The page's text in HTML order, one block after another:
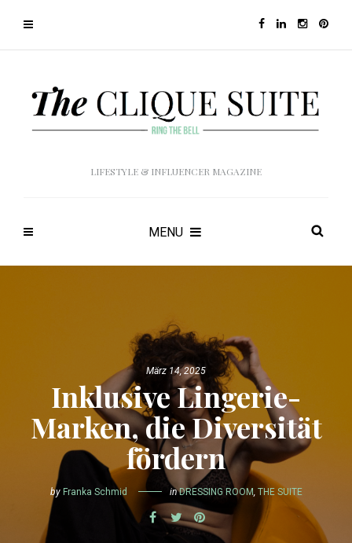
LIFESTYLE & INFLUENCER MAGAZINE
MENU
März 14, 2025
Inklusive Lingerie-
Marken, die Diversität
fördern
by Franka Schmid inDRESSING ROOM, THE SUITE